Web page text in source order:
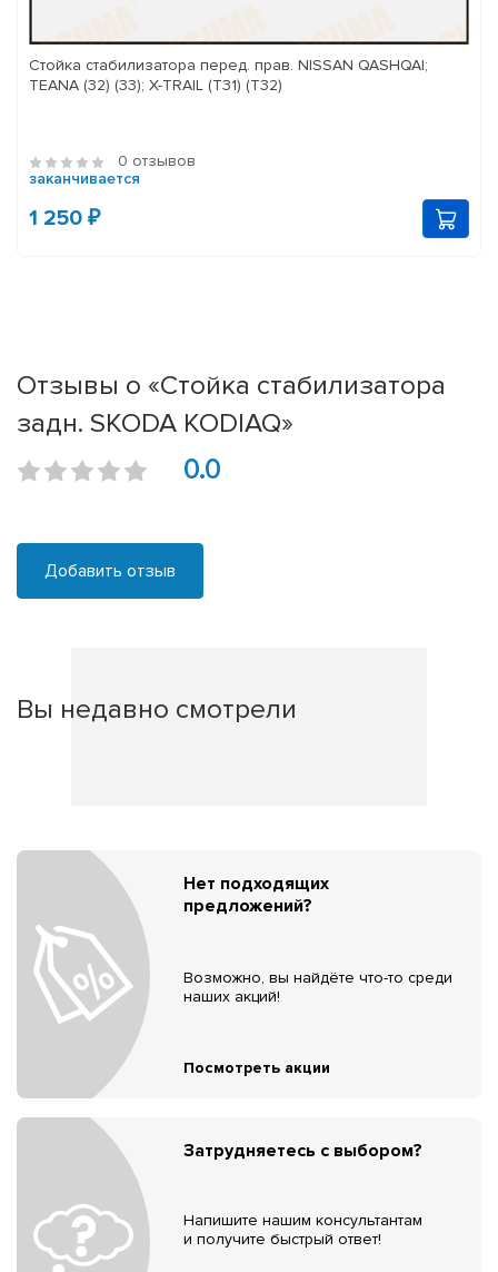
Стойка стабилизатора перед. прав. NISSAN QASHQAI;
TEANA (32) (33); X-TRAIL (T31) (T32)
0 отзывов
заканчивается
1 250 ₽
Отзывы о «Стойка стабилизатора
задн. SKODA KODIAQ»
0.0
Добавить отзыв
Вы недавно смотрели
Нет подходящих
предложений?
Возможно, вы найдёте что-то среди
наших акций!
Посмотреть акции
Затрудняетесь с выбором?
Напишите нашим консультантам
и получите быстрый ответ!